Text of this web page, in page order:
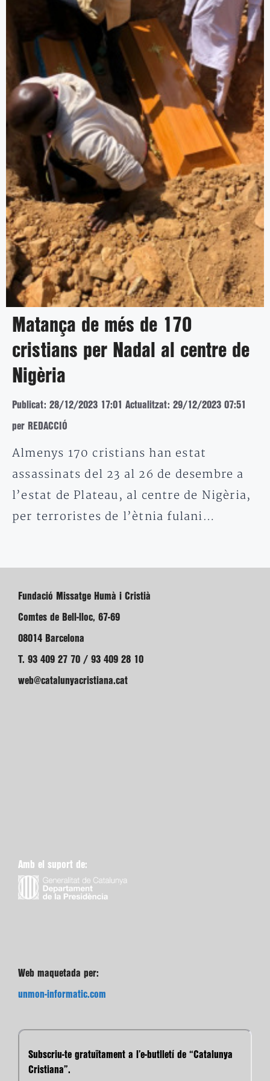
Matança de més de 170
cristians per Nadal al centre de
Nigèria
Publicat: 28/12/2023 17:01 Actualitzat: 29/12/2023 07:51
per REDACCIÓ
Almenys 170 cristians han estat
assassinats del 23 al 26 de desembre a
l’estat de Plateau, al centre de Nigèria,
per terroristes de l’ètnia fulani…
Fundació Missatge Humà i Cristià
Comtes de Bell-lloc, 67-69
08014 Barcelona
T. 93 409 27 70 / 93 409 28 10
web@catalunyacristiana.cat
Amb el suport de:
Web maquetada per:
unmon-informatic.com
Subscriu-te gratuïtament a l’e-butlletí de “Catalunya
Cristiana”.